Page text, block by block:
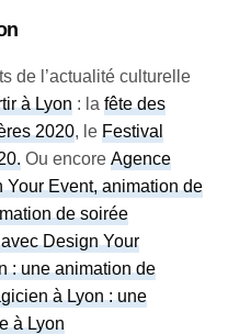
de l’actualité culturelle
à Lyon : lafête des
2020, leFestival
. Ou encoreAgence
Event, animation de
de soirée
Design Your
: une animation de
à Lyon : une
à Lyon